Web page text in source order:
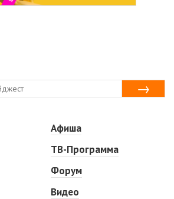
Афиша
ТВ-Программа
Форум
Видео